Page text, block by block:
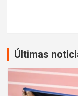
Últimas